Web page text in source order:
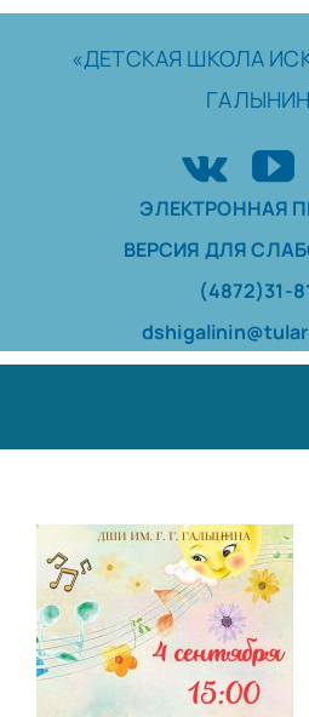
Skip
«ДЕТСКАЯ ШКОЛА
ЭЛЕКТРОННАЯ
ВЕРСИЯ ДЛЯ
(4872)31-
НАШИ
О
СВЕДЕНИЯ